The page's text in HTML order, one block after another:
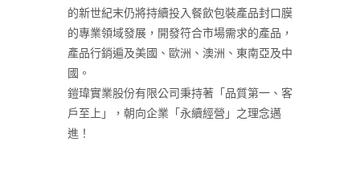
的新世紀末仍將持續投入餐飲包裝產品封口膜
的專業領域發展，開發符合市場需求的產品，
產品行銷遍及美國、歐洲、澳洲、東南亞及中
國。
鎧瑋實業股份有限公司秉持著「品質第一、客
戶至上」，朝向企業「永續經營」之理念邁
進！